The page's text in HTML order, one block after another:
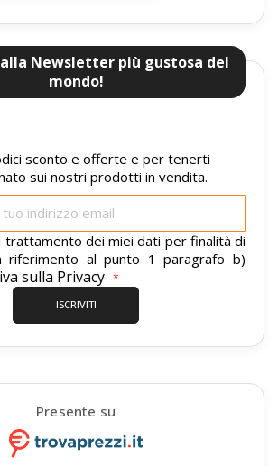
Newsletter più gustosa del
mondo!
sconto e offerte e per tenerti
sui nostri prodotti in vendita.
alla
nostra
newsletter:
trattamento dei miei dati per finalità di
riferimento al punto 1 paragrafo b)
sulla Privacy
ISCRIVITI
Presente su